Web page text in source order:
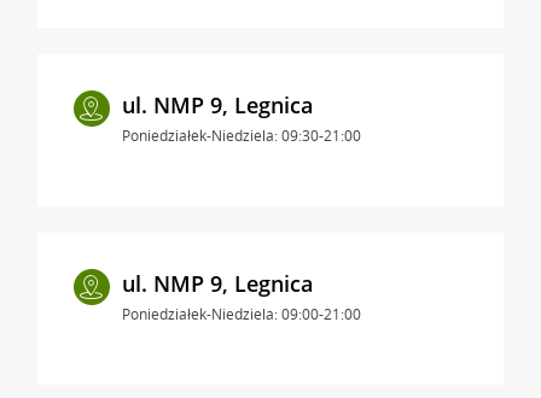
ul. NMP 9, Legnica
Poniedziałek-Niedziela: 09:30-21:00
ul. NMP 9, Legnica
Poniedziałek-Niedziela: 09:00-21:00